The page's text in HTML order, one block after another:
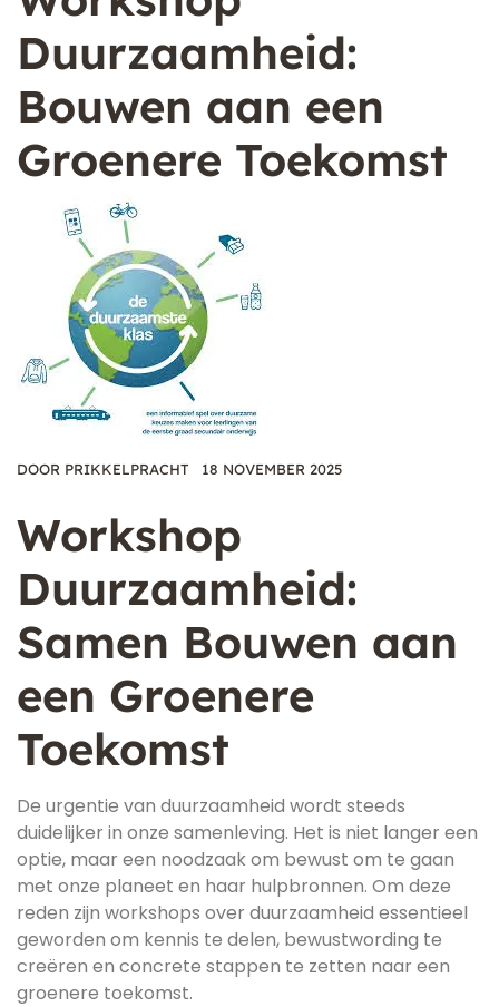
Duurzaamheid:
Bouwen aan een
Groenere Toekomst
DOOR PRIKKELPRACHT 18 NOVEMBER 2025
Workshop
Duurzaamheid:
Samen Bouwen aan
een Groenere
Toekomst
De urgentie van duurzaamheid wordt steeds
duidelijker in onze samenleving. Het is niet langer een
optie, maar een noodzaak om bewust om te gaan
met onze planeet en haar hulpbronnen. Om deze
reden zijn workshops over duurzaamheid essentieel
geworden om kennis te delen, bewustwording te
creëren en concrete stappen te zetten naar een
groenere toekomst.